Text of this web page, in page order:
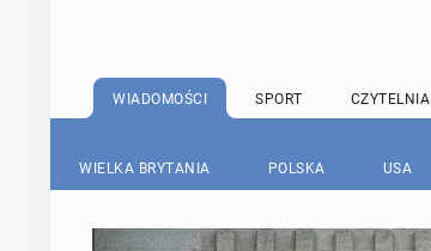
WIADOMOŚCI SPORT CZYTELNIA
WIELKA BRYTANIA POLSKA USA